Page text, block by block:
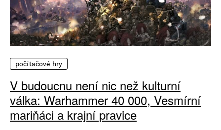
počítačové hry
V budoucnu není nic než kulturní
válka: Warhammer 40 000, Vesmírní
mariňáci a krajní pravice